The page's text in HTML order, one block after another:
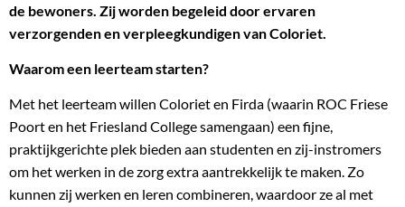
de bewoners. Zij worden begeleid door ervaren
verzorgenden en verpleegkundigen van Coloriet.
Waarom een leerteam starten?
Met het leerteam willen Coloriet en Firda (waarin ROC Friese
Poort en het Friesland College samengaan) een fijne,
praktijkgerichte plek bieden aan studenten en zij-instromers
om het werken in de zorg extra aantrekkelijk te maken. Zo
kunnen zij werken en leren combineren, waardoor ze al met